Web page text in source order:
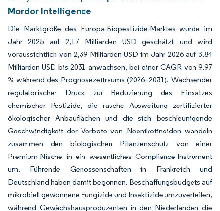
Mordor Intelligence
Die Marktgröße des Europa-Biopestizide-Marktes wurde im
Jahr 2025 auf 2,17 Milliarden USD geschätzt und wird
voraussichtlich von 2,39 Milliarden USD im Jahr 2026 auf 3,84
Milliarden USD bis 2031 anwachsen, bei einer CAGR von 9,97
% während des Prognosezeitraums (2026–2031). Wachsender
regulatorischer Druck zur Reduzierung des Einsatzes
chemischer Pestizide, die rasche Ausweitung zertifizierter
ökologischer Anbauflächen und die sich beschleunigende
Geschwindigkeit der Verbote von Neonikotinoiden wandeln
zusammen den biologischen Pflanzenschutz von einer
Premium-Nische in ein wesentliches Compliance-Instrument
um. Führende Genossenschaften in Frankreich und
Deutschland haben damit begonnen, Beschaffungsbudgets auf
mikrobiell gewonnene Fungizide und Insektizide umzuverteilen,
während Gewächshausproduzenten in den Niederlanden die